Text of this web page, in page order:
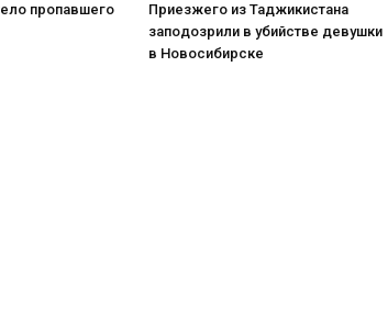
пропавшего
Приезжего из Таджикистана
заподозрили в убийстве девушки
в Новосибирске